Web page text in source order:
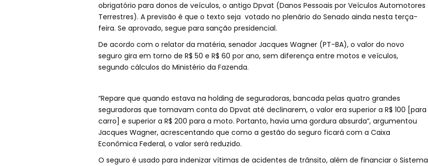
obrigatório para donos de veículos, o antigo Dpvat (Danos Pessoais por Veículos Automotores
Terrestres). A previsão é que o texto seja votado no plenário do Senado ainda nesta terça-
feira. Se aprovado, segue para sanção presidencial.
De acordo com o relator da matéria, senador Jacques Wagner (PT-BA), o valor do novo
seguro gira em torno de R$ 50 e R$ 60 por ano, sem diferença entre motos e veículos,
segundo cálculos do Ministério da Fazenda.
“Repare que quando estava na holding de seguradoras, bancada pelas quatro grandes
seguradoras que tomavam conta do Dpvat até declinarem, o valor era superior a R$ 100 [para
carro] e superior a R$ 200 para a moto. Portanto, havia uma gordura absurda”, argumentou
Jacques Wagner, acrescentando que como a gestão do seguro ficará com a Caixa
Econômica Federal, o valor será reduzido.
O seguro é usado para indenizar vítimas de acidentes de trânsito, além de financiar o Sistema